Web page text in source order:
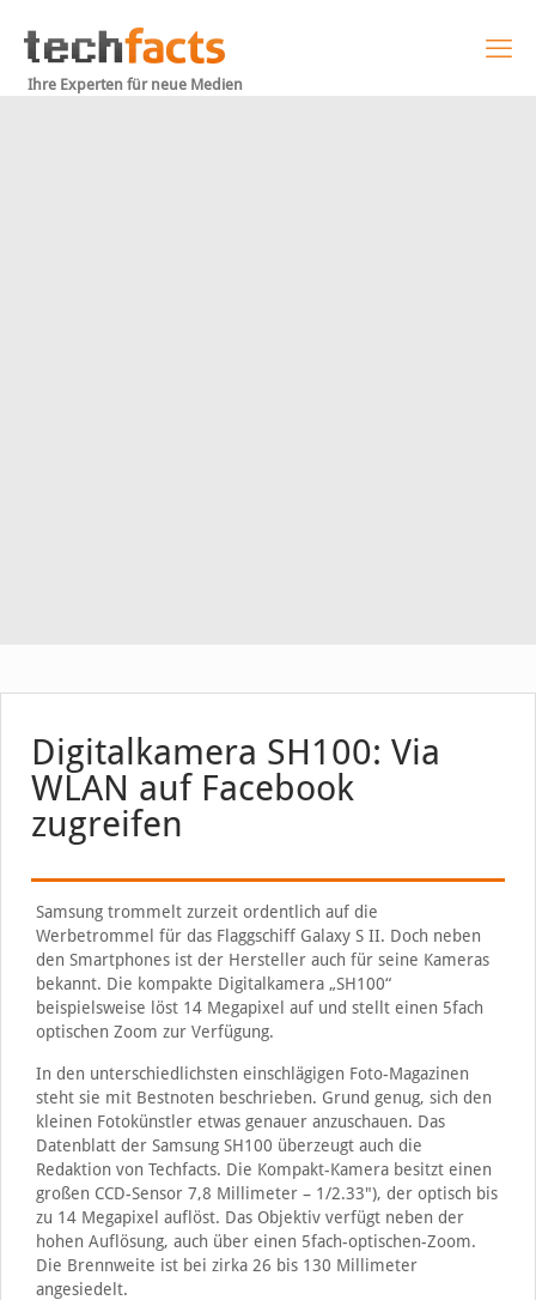
Ihre Experten für neue Medien
Digitalkamera SH100: Via
WLAN auf Facebook
zugreifen
Samsung trommelt zurzeit ordentlich auf die
Werbetrommel für das Flaggschiff Galaxy S II. Doch neben
den Smartphones ist der Hersteller auch für seine Kameras
bekannt. Die kompakte Digitalkamera „SH100“
beispielsweise löst 14 Megapixel auf und stellt einen 5fach
optischen Zoom zur Verfügung.
In den unterschiedlichsten einschlägigen Foto-Magazinen
steht sie mit Bestnoten beschrieben. Grund genug, sich den
kleinen Fotokünstler etwas genauer anzuschauen. Das
Datenblatt der Samsung SH100 überzeugt auch die
Redaktion von Techfacts. Die Kompakt-Kamera besitzt einen
großen CCD-Sensor 7,8 Millimeter – 1/2.33"), der optisch bis
zu 14 Megapixel auflöst. Das Objektiv verfügt neben der
hohen Auflösung, auch über einen 5fach-optischen-Zoom.
Die Brennweite ist bei zirka 26 bis 130 Millimeter
angesiedelt.